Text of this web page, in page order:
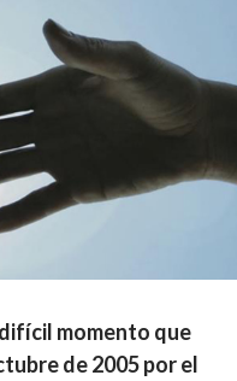
momento que
de 2005 por el